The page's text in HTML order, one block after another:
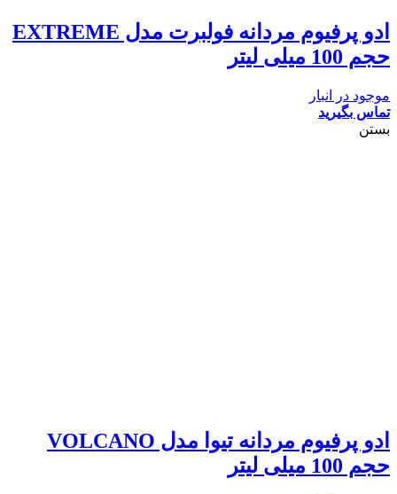
ادو پرفیوم مردانه فولبرت مدل EXTREME
حجم 100 میلی لیتر
موجود در انبار
تماس بگیرید
بستن
ادو پرفیوم مردانه تیوا مدل VOLCANO
حجم 100 میلی لیتر